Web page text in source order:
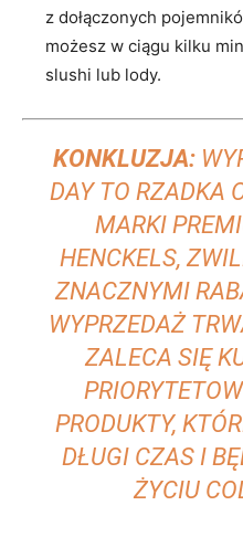
z dołączonych
możesz w ciągu kilku
slushi lub lody.
KONKLUZJA:
DAY TO RZADKA
MARKI
HENCKELS,
ZNACZNYMI
WYPRZEDAŻ
ZALECA SIĘ
PRODUKTY,
DŁUGI CZAS I
ŻYCIU